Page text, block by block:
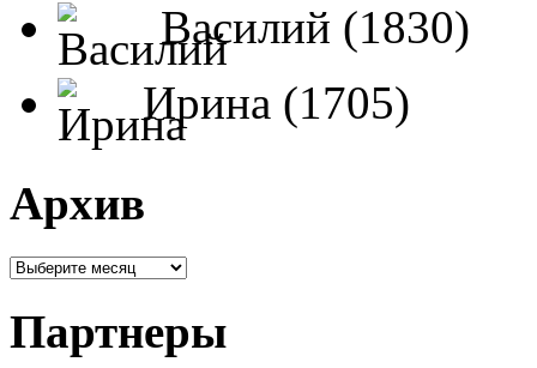
Василий (1830)
Ирина (1705)
Архив
Партнеры